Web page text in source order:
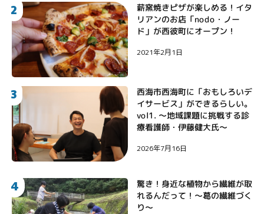
2 薪窯焼きピザが楽しめる！イタ
リアンのお店「nodo・ノー
ド」が西彼町にオープン！
2021年2月1日
3
西海市西海町に「おもしろいデ
イサービス」ができるらしい。
vol1. 〜地域課題に挑戦する診
療看護師・伊藤健大氏〜
2026年7月16日
4
驚き！身近な植物から繊維が取
れるんだって！〜葛の繊維づく
り〜